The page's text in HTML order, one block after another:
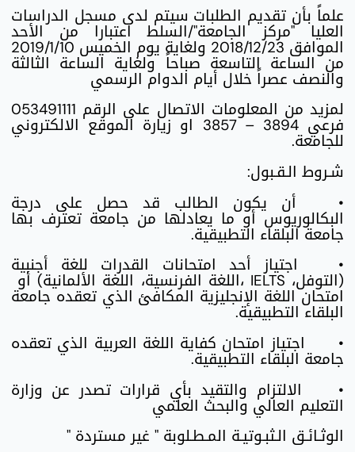
علماً بأن تقديم الطلبات سيتم لدى مسجل الدراسات
العليا "مركز الجامعة"/السلط اعتبارا من الأحد
الموافق 2018/12/23 ولغاية يوم الخميس 2019/1/10
من الساعة التاسعة صباحاً ولغاية الساعة الثالثة
والنصف عصراً خلال أيام الدوام الرسمي
لمزيد من المعلومات الاتصال على الرقم 053491111
فرعي 3894 – 3857 او زيارة الموقع الالكتروني
للجامعة.
شـروط الـقـبول:
•
أن يكون الطالب قد حصل على درجة
البكالوريوس أو ما يعادلها من جامعة تعترف بها
جامعة البلقاء التطبيقية.
•
اجتياز أحد امتحانات القدرات للغة أجنبية
(التوفل، IELTS ،اللغة الفرنسية، اللغة الألمانية) أو
امتحان اللغة الإنجليزية المكافئ الذي تعقده جامعة
البلقاء التطبيقية.
•
اجتياز امتحان كفاية اللغة العربية الذي تعقده
جامعة البلقاء التطبيقية.
•
الالتزام والتقيد بأي قرارات تصدر عن وزارة
التعليم العالي والبحث العلمي
الوثـائـق الـثبـوتيـة المـطـلوبة " غير مستردة "